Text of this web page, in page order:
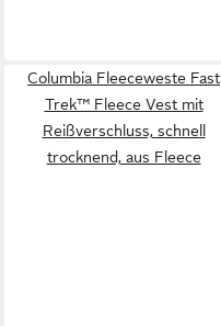
Columbia Fleeceweste Fast
Trek™ Fleece Vest mit
Reißverschluss, schnell
trocknend, aus Fleece